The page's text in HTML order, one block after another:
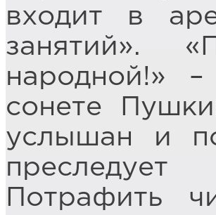
входит в
занятий».
народной!»
сонете
услышан и
преследует
Потрафить